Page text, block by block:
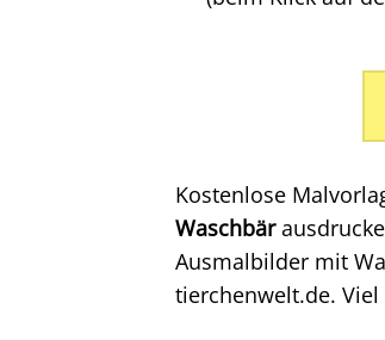
Kostenlose
Waschbär
Ausmalbilder mit
tierchenwelt.de. Viel